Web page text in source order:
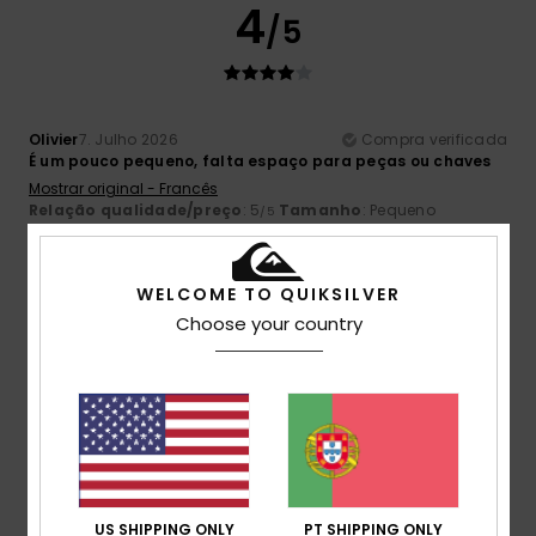
4/5
Olivier7. Julho 2026
Compra verificada
É um pouco pequeno, falta espaço para peças ou chaves
Mostrar original - Francês
Relação qualidade/preço: 5/5 Tamanho: Pequeno
Material: 5/5 Cor: 5/5
5/5
23. Junho 2026
Há anos que uso apenas isso
Mostrar original - Italiano
Relação qualidade/preço: 4
grandeMaterial: 4 Cor: 4
WELCOME TO QUIKSILVER
Choose your country
US SHIPPING ONLY PT SHIPPING ONLY